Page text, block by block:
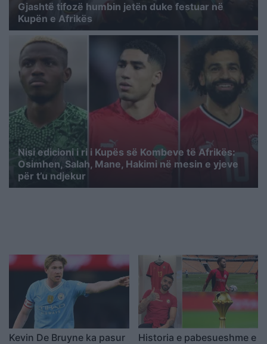
Gjashtë tifozë humbin jetën duke festuar në
Kupën e Afrikës
Nisi edicioni i ri i Kupës së Kombeve të Afrikës:
Osimhen, Salah, Mane, Hakimi në mesin e yjeve
për t’u ndjekur
Kevin De Bruyne ka pasur
Historia e pabesueshme e